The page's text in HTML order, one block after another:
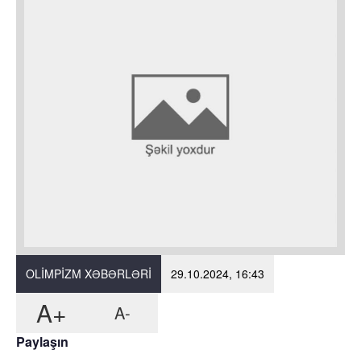
OLIMPIZM XƏBƏRLƏRI 29.10.2024, 16:43
A+ A-
Paylaşın